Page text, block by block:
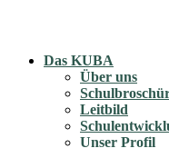
Das KUBA
Über uns
Leitbild
Unser Profil